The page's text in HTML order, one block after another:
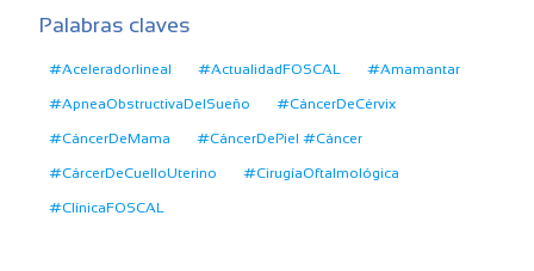
Palabras claves
#Aceleradorlineal #ActualidadFOSCAL #Amamantar
#ApneaObstructivaDelSueño #CáncerDeCérvix
#CáncerDeMama #CáncerDePiel #Cáncer
#CárcerDeCuelloUterino #CirugíaOftalmológica
#ClínicaFOSCAL